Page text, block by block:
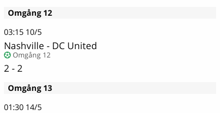
Omgång 12
03:15 10/5
Nashville - DC United
Omgång 12
2 - 2
Omgång 13
01:30 14/5